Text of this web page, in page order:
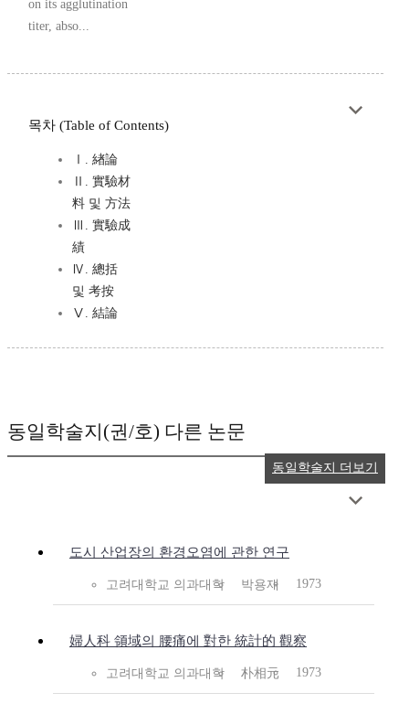
on its agglutination
titer, abso...
목차 (Table of Contents)
Ⅰ. 緖論
Ⅱ. 實驗材
料 및 方法
Ⅲ. 實驗成
績
Ⅳ. 總括
및 考按
Ⅴ. 結論
동일학술지(권/호) 다른 논문
도시 산업장의 환경오염에 관한 연구
고려대학교 의과대학 박용재 1973
婦人科 領域의 腰痛에 對한 統計的 觀察
고려대학교 의과대학 朴相元 1973
동일학술지 더보기